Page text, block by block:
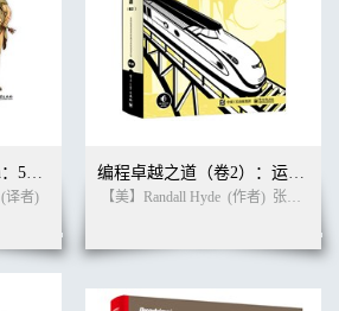
(译者) 【美】Randall Hyde (作者) 张益硕 等